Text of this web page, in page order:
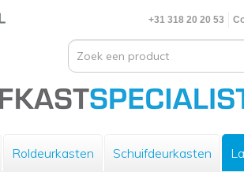
+31 318 20 20 53
Roldeurkasten Schuifdeurkasten